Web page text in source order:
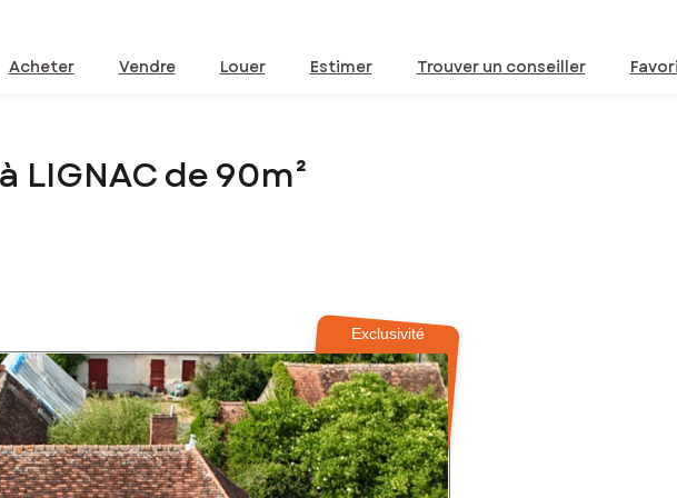
Acheter Vendre Louer Estimer Trouver un conseiller
LIGNAC de 90m²
Exclusivité